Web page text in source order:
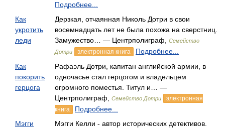
Подробнее...
Как
укротить
леди
Дерзкая, отчаянная Николь Дотри в свои
восемнадцать лет не была похожа на сверстниц.
Замужество… — Центрполиграф,
Семейство
Дотри
электронная книга
Подробнее...
Как
покорить
герцога
Рафаэль Дотри, капитан английской армии, в
одночасье стал герцогом и владельцем
огромного поместья. Титул и… —
Центрполиграф,
Семейство Дотри
электронная
книга
Подробнее...
Мэгги
Мэгги Келли - автор исторических детективов.